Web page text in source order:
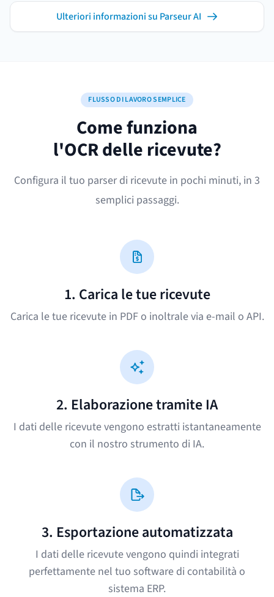
Ulteriori informazioni su Parseur AI
FLUSSO DI LAVORO SEMPLICE
Come funziona
l'OCR delle ricevute?
Configura il tuo parser di ricevute in pochi minuti, in 3
semplici passaggi.
1. Carica le tue ricevute
Carica le tue ricevute in PDF o inoltrale via e-mail o API.
2. Elaborazione tramite IA
I dati delle ricevute vengono estratti istantaneamente
con il nostro strumento di IA.
3. Esportazione automatizzata
I dati delle ricevute vengono quindi integrati
perfettamente nel tuo software di contabilità o
sistema ERP.